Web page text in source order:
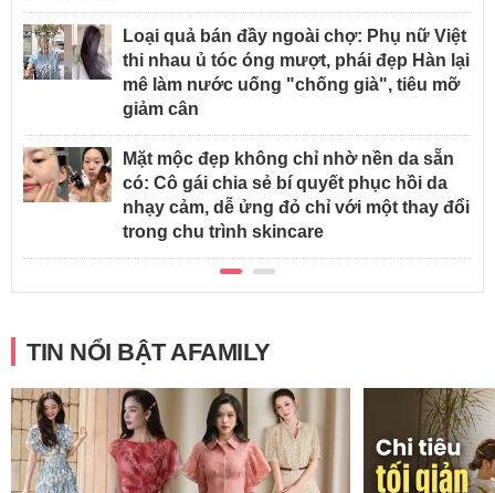
Loại quả bán đầy ngoài chợ: Phụ nữ Việt
thi nhau ủ tóc óng mượt, phái đẹp Hàn lại
mê làm nước uống "chống già", tiêu mỡ
giảm cân
Mặt mộc đẹp không chỉ nhờ nền da sẵn
có: Cô gái chia sẻ bí quyết phục hồi da
nhạy cảm, dễ ửng đỏ chỉ với một thay đổi
trong chu trình skincare
TIN NỔI BẬT AFAMILY